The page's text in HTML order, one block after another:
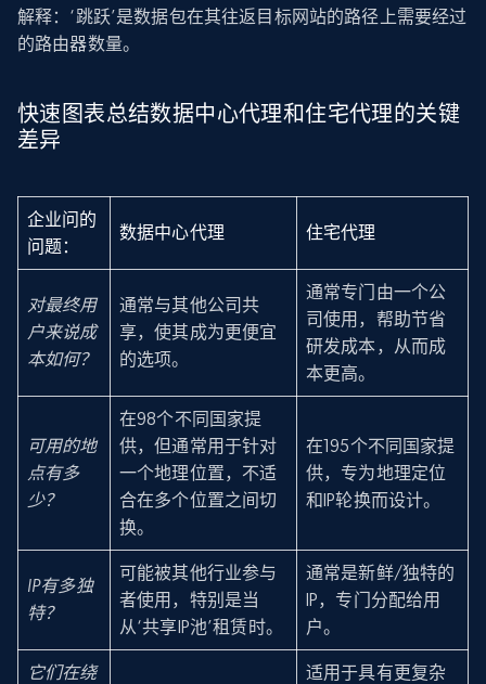
解释：‘跳跃’是数据包在其往返目标网站的路径上需要经过
的路由器数量。
快速图表总结数据中心代理和住宅代理的关键
差异
企业问的
问题：
数据中心代理 住宅代理
对最终用
户来说成
本如何？
通常与其他公司共
享，使其成为更便宜
的选项。
通常专门由一个公
司使用，帮助节省
研发成本，从而成
本更高。
可用的地
点有多
少？
在98个不同国家提
供，但通常用于针对
一个地理位置，不适
合在多个位置之间切
换。
在195个不同国家提
供，专为地理定位
和IP轮换而设计。
IP有多独
特？
可能被其他行业参与
者使用，特别是当
从‘共享IP池’租赁时。
通常是新鲜/独特的
IP，专门分配给用
户。
它们在绕
适用于具有更复杂